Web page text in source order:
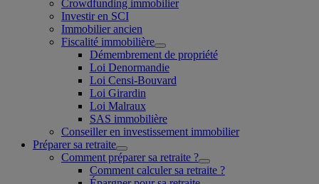
Crowdfunding immobilier
Investir en SCI
Immobilier ancien
Fiscalité immobilière
Démembrement de propriété
Loi Denormandie
Loi Censi-Bouvard
Loi Girardin
Loi Malraux
SAS immobilière
Conseiller en investissement immobilier
Préparer sa retraite
Comment préparer sa retraite ?
Comment calculer sa retraite ?